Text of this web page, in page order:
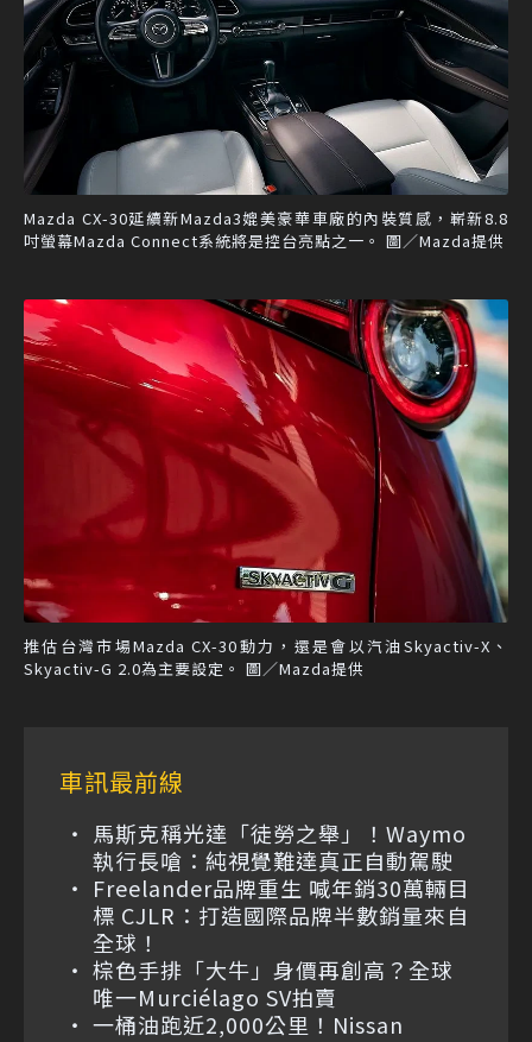
Mazda CX-30延續新Mazda3媲美豪華車廠的內裝質感，嶄新8.8
吋螢幕Mazda Connect系統將是控台亮點之一。 圖／Mazda提供
推估台灣市場Mazda CX-30動力，還是會以汽油Skyactiv-X、
Skyactiv-G 2.0為主要設定。 圖／Mazda提供
車訊最前線
馬斯克稱光達「徒勞之舉」！Waymo
執行長嗆：純視覺難達真正自動駕駛
Freelander品牌重生 喊年銷30萬輛目
標 CJLR：打造國際品牌半數銷量來自
全球！
棕色手排「大牛」身價再創高？全球
唯一Murciélago SV拍賣
一桶油跑近2,000公里！Nissan